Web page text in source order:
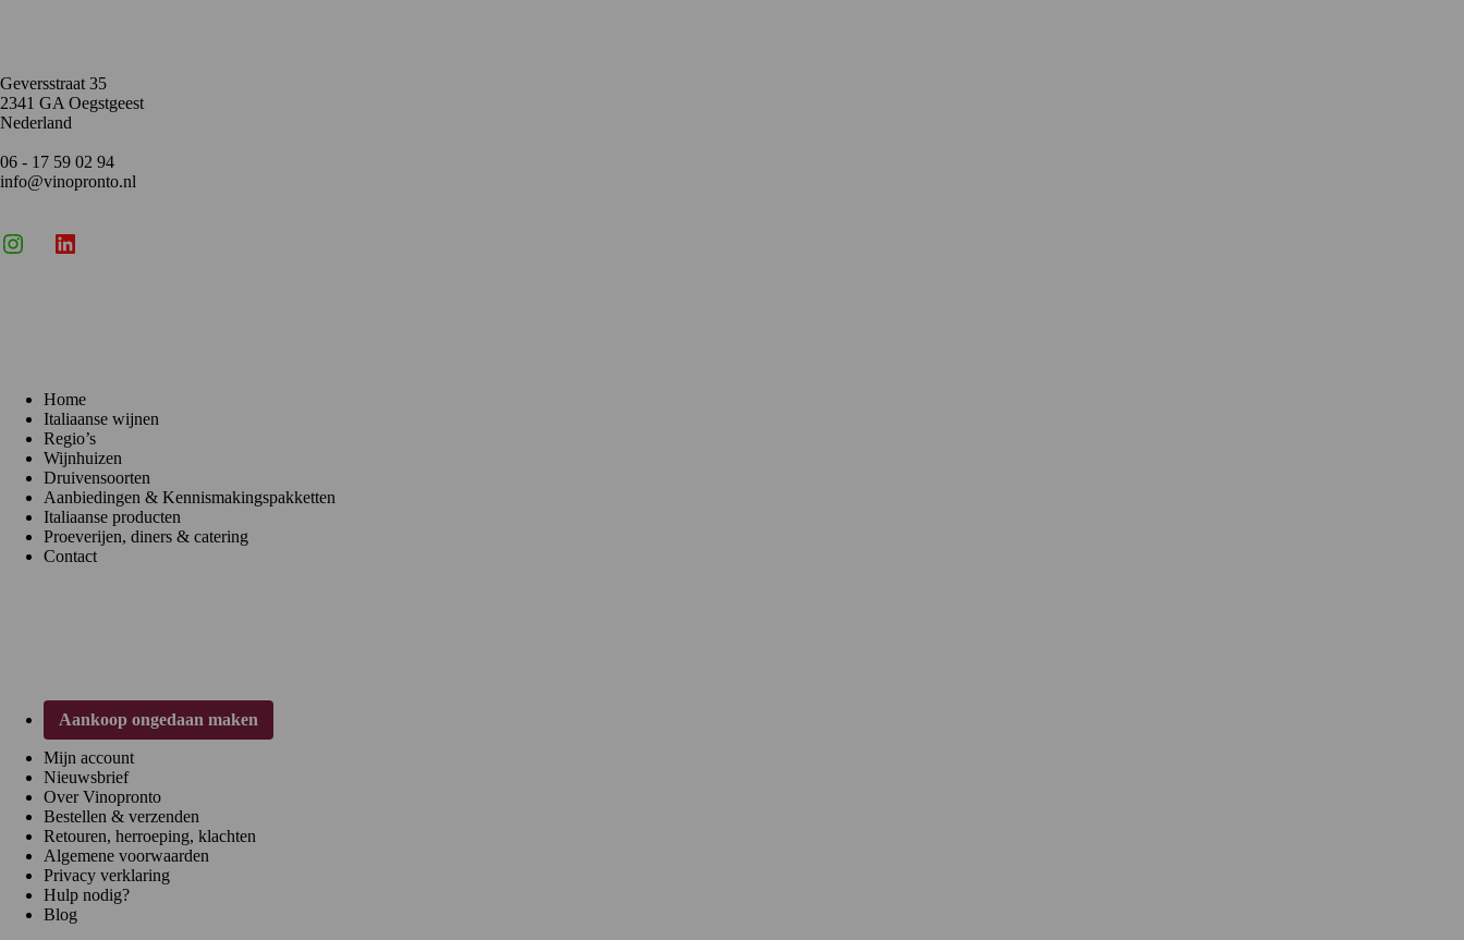
Geversstraat 35
2341 GA Oegstgeest
Nederland
06 - 17 59 02 94
info@vinopronto.nl
InstagramLinkedIn
Home
Italiaanse wijnen
Regio’s
Wijnhuizen
Druivensoorten
Aanbiedingen & Kennismakingspakketten
Italiaanse producten
Proeverijen, diners & catering
Contact
Aankoop ongedaan maken
Mijn account
Nieuwsbrief
Over Vinopronto
Bestellen & verzenden
Retouren, herroeping, klachten
Algemene voorwaarden
Privacy verklaring
Hulp nodig?
Blog